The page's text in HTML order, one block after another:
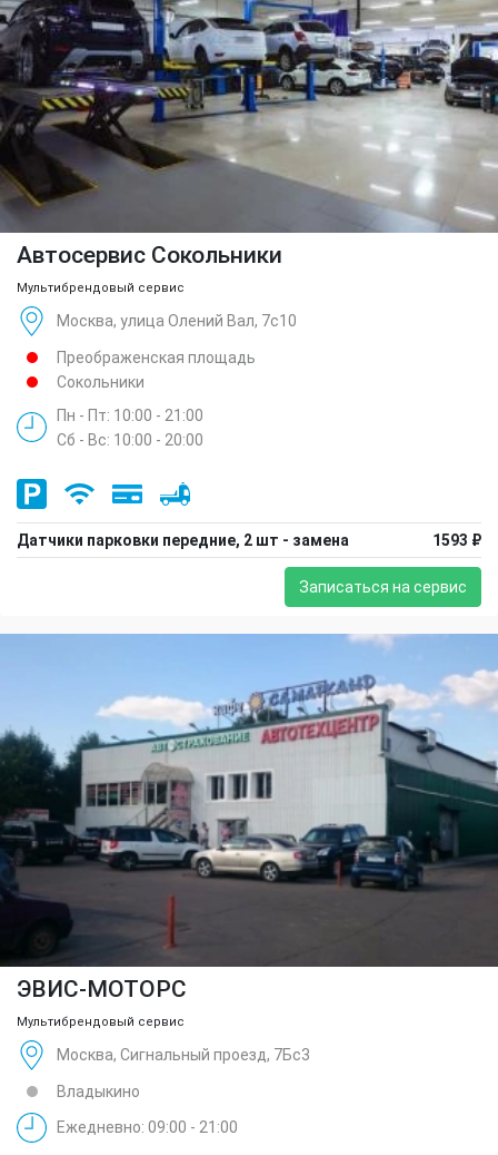
Автосервис Сокольники
Мультибрендовый сервис
Москва, улица Олений Вал, 7с10
Преображенская площадь
Сокольники
Пн - Пт: 10:00 - 21:00
Сб - Вс: 10:00 - 20:00
Датчики парковки передние, 2 шт - замена 1593 ₽
Записаться на сервис
ЭВИС-МОТОРС
Мультибрендовый сервис
Москва, Сигнальный проезд, 7Бс3
Владыкино
Ежедневно: 09:00 - 21:00